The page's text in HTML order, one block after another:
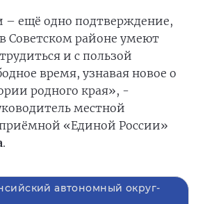
– ещё одно подтверждение,
Советском районе умеют
и с пользой
время, узнавая новое о
родного края», -
местной
«Единой России»
.
автономный округ-